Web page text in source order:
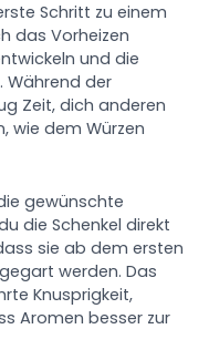
Schritt zu einem
das Vorheizen
und die
Während der
Zeit, dich anderen
wie dem Würzen
gewünschte
die Schenkel direkt
sie ab dem ersten
werden. Das
Knusprigkeit,
Aromen besser zur